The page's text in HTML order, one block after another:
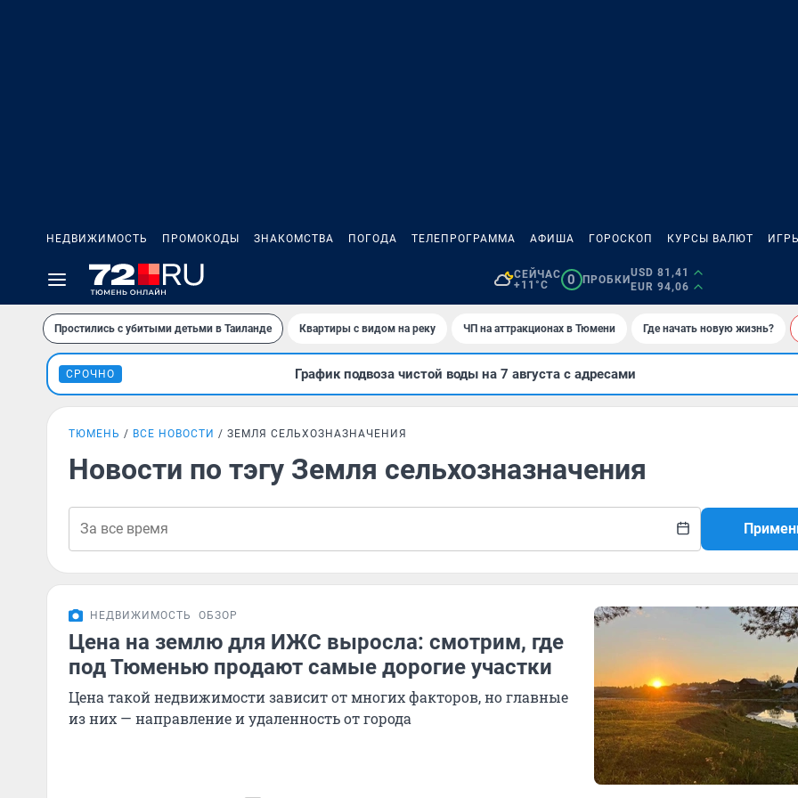
НЕДВИЖИМОСТЬ ПРОМОКОДЫ ЗНАКОМСТВА ПОГОДА ТЕЛЕПРОГРАММА АФИША ГОРОСКОП КУРСЫ ВАЛЮТ
СЕЙЧАС
+11°C
0 ПРОБКИ
USD 81,41
EUR 94,06
Простились с убитыми детьми в Таиланде Квартиры с видом на реку ЧП на аттракционах в Тюмени Где начать новую жизнь?
СРОЧНО График подвоза чистой воды на 7 августа с адресами
ТЮМЕНЬ ВСЕ НОВОСТИ ЗЕМЛЯ СЕЛЬХОЗНАЗНАЧЕНИЯ
Новости по тэгу Земля сельхозназначения
НЕДВИЖИМОСТЬ ОБЗОР
Цена на землю для ИЖС выросла: смотрим, где
под Тюменью продают самые дорогие участки
Цена такой недвижимости зависит от многих факторов, но главные
из них — направление и удаленность от города